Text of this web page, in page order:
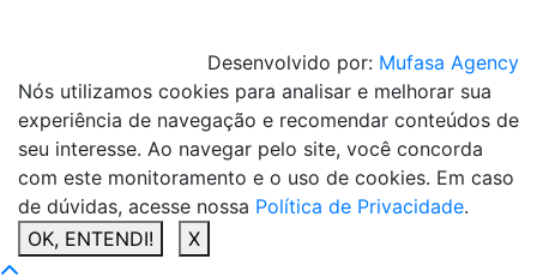
Desenvolvido por: Mufasa Agency
Nós utilizamos cookies para analisar e melhorar sua
experiência de navegação e recomendar conteúdos de
seu interesse. Ao navegar pelo site, você concorda
com este monitoramento e o uso de cookies. Em caso
de dúvidas, acesse nossa Política de Privacidade.
OK, ENTENDI!
X